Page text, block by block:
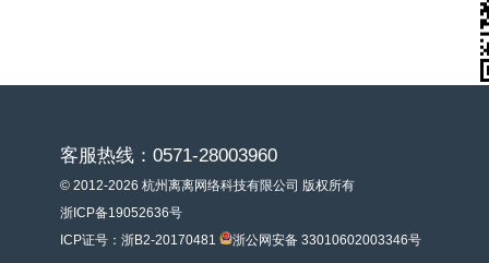
客服热线：0571-28003960
© 2012-2026 杭州离离网络科技有限公司 版权所有
浙ICP备19052636号
ICP证号：浙B2-20170481
浙公网安备 33010602003346号